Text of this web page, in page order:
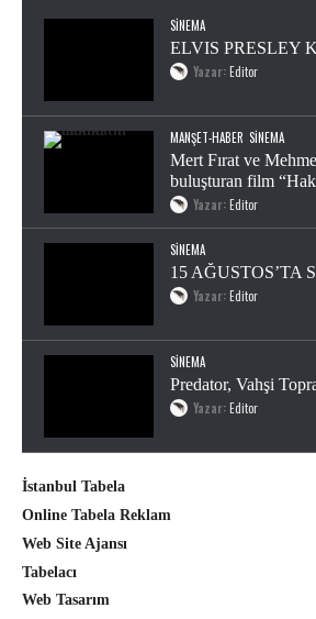
SINEMA
ELVIS PRESLEY
Yazar:Editor
MANŞET-HABER SINEMA
Mert Fırat ve
buluşturan film
Yazar:Editor
SINEMA
15 AĞUSTOS’TA
Yazar:Editor
SINEMA
Predator, Vahşi
Yazar:Editor
İstanbul Tabela
Online Tabela Reklam
Web Site Ajansı
Tabelacı
Web Tasarım